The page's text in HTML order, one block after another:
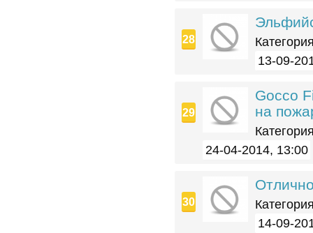
13-09-
Gocco
на
24-04-2014, 13:00
14-09-